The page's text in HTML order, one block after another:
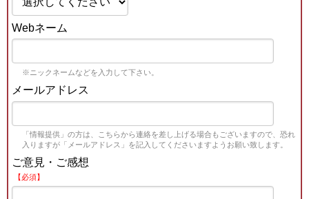
Webネーム
※ニックネームなどを入力して下さい。
メールアドレス
「情報提供」の方は、こちらから連絡を差し上げる場合もございますので、恐れ
入りますが「メールアドレス」を記入してくださいますようお願い致します。
ご意見・ご感想
【必須】